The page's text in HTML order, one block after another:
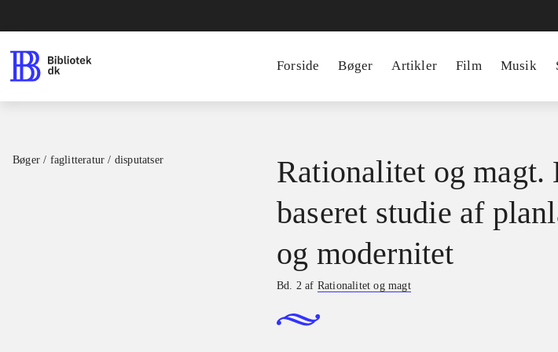
Forside Bøger Artikler Film Musik
Bøger / faglitteratur / disputatser
Rationalitet og magt.
baseret studie af
og modernitet
Bd. 2 af Rationalitet og magt